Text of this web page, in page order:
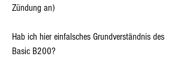
Zündung an)
Hab ich hier einfalsches Grundverständnis des
Basic B200?